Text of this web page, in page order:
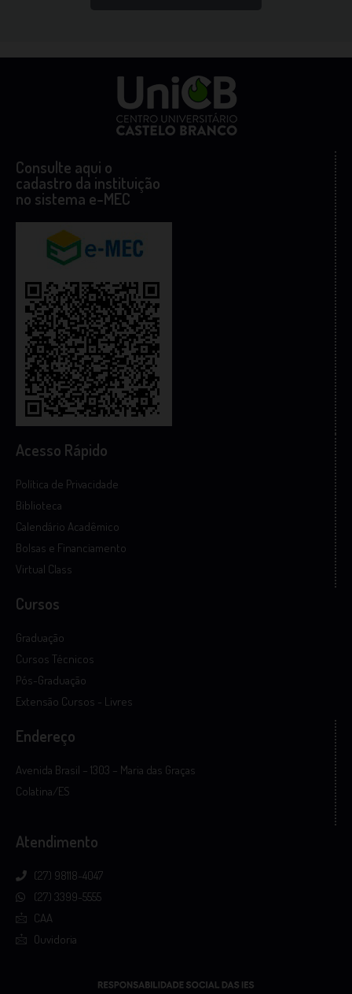
Consulte aqui o
cadastro da instituição
no sistema e-MEC
Acesso Rápido
Política de Privacidade
Biblioteca
Calendário Acadêmico
Bolsas e Financiamento
Virtual Class
Cursos
Graduação
Cursos Técnicos
Pós-Graduação
Extensão Cursos - Livres
Endereço
Avenida Brasil – 1303 – Maria das Graças
Colatina/ES
Atendimento
(27) 98118-4047
(27) 3399-5555
CAA
Ouvidoria